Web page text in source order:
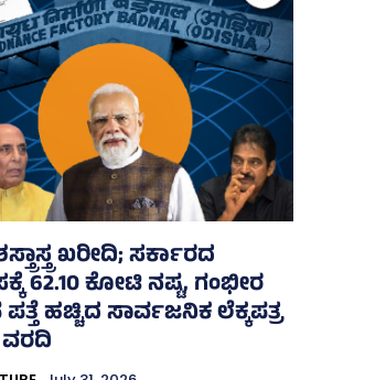
ಖರೀದಿ; ಸರ್ಕಾರದ
62.10 ಕೋಟಿ ನಷ್ಟ, ಗಂಭೀರ
ಹಚ್ಚಿದ ಸಾರ್ವಜನಿಕ ಲೆಕ್ಕಪತ್ರ